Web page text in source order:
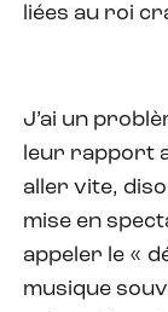
liées au roi
J’ai un
leur rapport
aller vite,
mise en
appeler le «
musique